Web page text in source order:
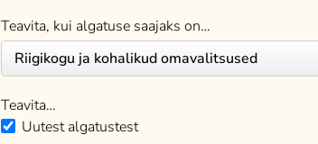
Teavita, kui algatuse saajaks on…
Teavita…
Uutest algatustest